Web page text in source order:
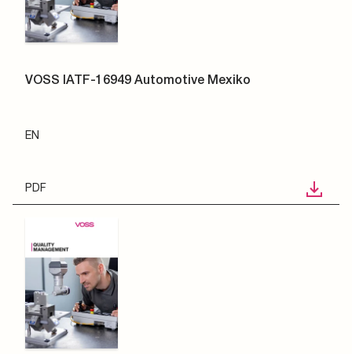
VOSS IATF-16949 Automotive Mexiko
EN
PDF